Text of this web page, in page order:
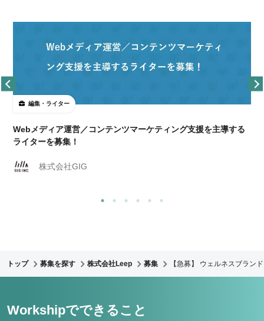
編集・ライター
Webメディア運営／コンテンツマーケティング支援を主導する
ライターを募集！
株式会社GIG
トップ 募集を探す 株式会社Leep 募集 【急募】 ウェルネスブラン
Workshipでできること